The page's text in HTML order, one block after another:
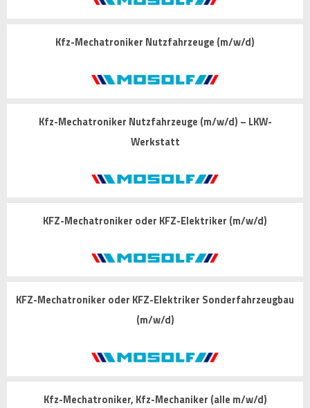
Kfz-Mechatroniker Nutzfahrzeuge (m/w/d)
Kfz-Mechatroniker Nutzfahrzeuge (m/w/d) – LKW-
Werkstatt
KFZ-Mechatroniker oder KFZ-Elektriker (m/w/d)
KFZ-Mechatroniker oder KFZ-Elektriker Sonderfahrzeugbau
(m/w/d)
Kfz-Mechatroniker, Kfz-Mechaniker (alle m/w/d)